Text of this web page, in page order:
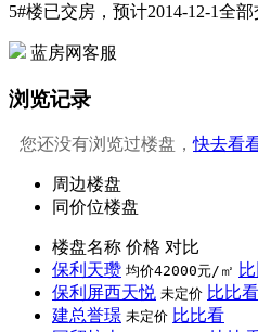
5#楼已交房，预计2014-12-1全部
蓝房网客服
浏览记录
您还没有浏览过楼盘，快去看
周边楼盘
同价位楼盘
楼盘名称 价格 对比
保利天瓒 均价42000元/㎡
保利屏西天悦 未定价 比比看
建总誉璟 未定价 比比看